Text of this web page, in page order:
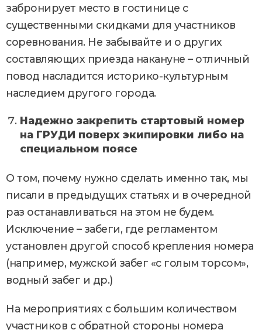
забронирует место в гостинице с
существенными скидками для участников
соревнования. Не забывайте и о других
составляющих приезда накануне – отличный
повод насладится историко-культурным
наследием другого города.
Надежно закрепить стартовый номер
на ГРУДИ поверх экипировки либо на
специальном поясе
О том, почему нужно сделать именно так, мы
писали в предыдущих статьях и в очередной
раз останавливаться на этом не будем.
Исключение – забеги, где регламентом
установлен другой способ крепления номера
(например, мужской забег «с голым торсом»,
водный забег и др.)
На мероприятиях с большим количеством
участников с обратной стороны номера